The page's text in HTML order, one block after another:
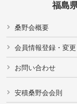
福島
桑野会概要
会員情報登録・変更
お問い合わせ
安積桑野会会則